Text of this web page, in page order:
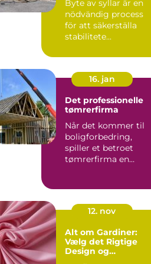
Byte av syllar är en
nödvändig process
för att säkerställa
stabilitete...
16. jan
Det professionelle
tømrerfirma
Når det kommer til
boligforbedring,
spiller et betroet
tømrerfirma en
12. nov
Alt om Gardiner:
Vælg det Rigtige
Design og